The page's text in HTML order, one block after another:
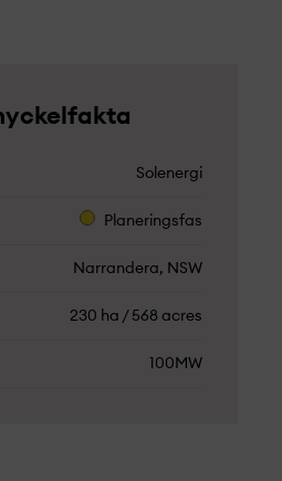
Solenergi
Planeringsfas
Narrandera, NSW
230 ha / 568 acres
100MW